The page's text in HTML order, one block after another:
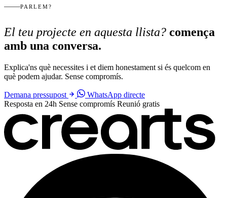
PARLEM?
El teu projecte en aquesta llista? comença
amb una conversa.
Explica'ns què necessites i et diem honestament si és quelcom en
què podem ajudar. Sense compromís.
Demana pressupost
WhatsApp directe
Resposta en 24h Sense compromís Reunió gratis